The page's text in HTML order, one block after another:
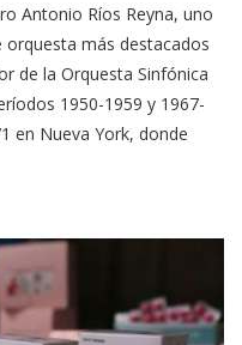
Antonio Ríos Reyna, uno
más destacados
de la Orquesta Sinfónica
1950-1959 y 1967-
en Nueva York, donde